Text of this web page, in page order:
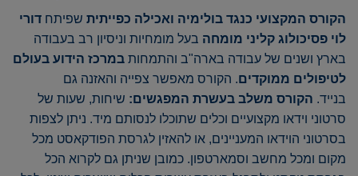
הקורס המקצועי כנגד בולימיה ואכילה כפייתית שפיתח דורי
לוי פסיכולוג קליני מומחה בעל מומחיות וניסיון רב בעבודה
בארץ ושנים של עבודה בארה"ב והתמחות במרכז הידוע בעולם
לטיפולים ממוקדים. הקורס מאפשר צפייה והאזנה גם
בנייד. הקורס משלב בעשרת המפגשים: שיחות, שעות של
סרטוני וידאו מקצועיים וכלים שתוכלו לנסותם מיד. ניתן לצפות
בסרטוני הוידאו המעניינים, או להאזין לגרסת הפודקאסט מכל
מקום ומכל מחשב וסמארטפון. כמובן שניתן גם לקרוא הכל